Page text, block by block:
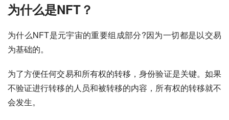
为什么是NFT？
为什么NFT是元宇宙的重要组成部分?因为一切都是以交易
为基础的。
为了方便任何交易和所有权的转移，身份验证是关键。如果
不验证进行转移的人员和被转移的内容，所有权的转移就不
会发生。